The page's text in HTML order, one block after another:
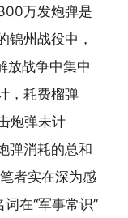
万发炮弹是
锦州战役中，
放战争中集中
，耗费榴弹
炮弹未计
弹消耗的总和
者实在深为感
在“军事常识”